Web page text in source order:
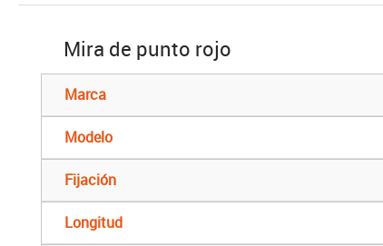
Mira de punto rojo
Marca
Modelo
Fijación
Longitud